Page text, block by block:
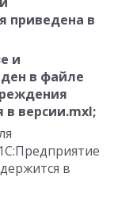
приведена в
и
в файле
в версии.mxl;
в